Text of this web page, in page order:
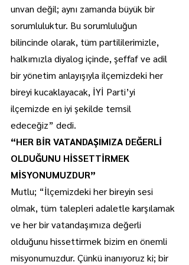
unvan değil; aynı zamanda büyük bir
sorumluluktur. Bu sorumluluğun
bilincinde olarak, tüm partililerimizle,
halkımızla diyalog içinde, şeffaf ve adil
bir yönetim anlayışıyla ilçemizdeki her
bireyi kucaklayacak, İYİ Parti’yi
ilçemizde en iyi şekilde temsil
edeceğiz” dedi.
“HER BİR VATANDAŞIMIZA DEĞERLİ
OLDUĞUNU HİSSETTİRMEK
MİSYONUMUZDUR”
Mutlu; “İlçemizdeki her bireyin sesi
olmak, tüm talepleri adaletle karşılamak
ve her bir vatandaşımıza değerli
olduğunu hissettirmek bizim en önemli
misyonumuzdur. Çünkü inanıyoruz ki; bir